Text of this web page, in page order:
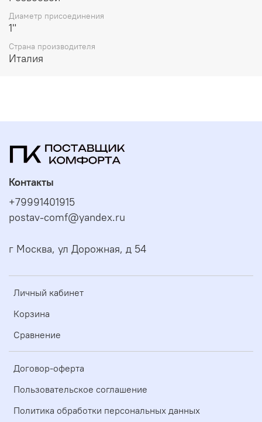
Диаметр присоединения
1"
Страна производителя
Италия
Личный кабинет
Корзина
Сравнение
Договор-оферта
Пользовательское соглашение
Политика обработки персональных данных
Контакты
+79991401915
postav-comf@yandex.ru
г Москва, ул Дорожная, д 54